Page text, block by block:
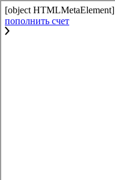
[object HTMLMetaElement]
пополнить счет